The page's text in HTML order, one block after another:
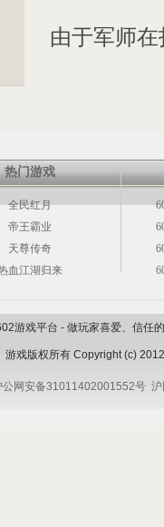
由于军师
热门游戏
全民红月
帝王霸业
天尊传奇
血江湖归来
游戏平台 - 做玩家喜爱、信任
游戏版权所有 Copyright (c)
公网安备31011402001552号